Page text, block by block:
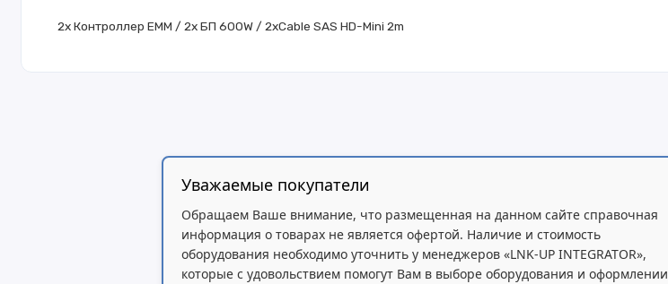
2x Контроллер EMM / 2x БП 600W / 2xCable SAS HD-Mini 2m
Уважаемые покупатели
Обращаем Ваше внимание, что размещенная на данном сайте справочная
информация о товарах не является офертой. Наличие и стоимость
оборудования необходимо уточнить у менеджеров «LNK-UP INTEGRATOR»,
которые с удовольствием помогут Вам в выборе оборудования и оформлении